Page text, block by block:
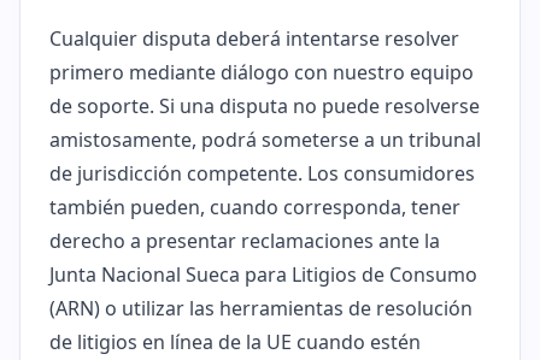
Cualquier disputa deberá intentarse resolver
primero mediante diálogo con nuestro equipo
de soporte. Si una disputa no puede resolverse
amistosamente, podrá someterse a un tribunal
de jurisdicción competente. Los consumidores
también pueden, cuando corresponda, tener
derecho a presentar reclamaciones ante la
Junta Nacional Sueca para Litigios de Consumo
(ARN) o utilizar las herramientas de resolución
de litigios en línea de la UE cuando estén